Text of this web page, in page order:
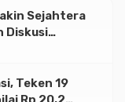
Sejahtera
Diskusi
Teken 19